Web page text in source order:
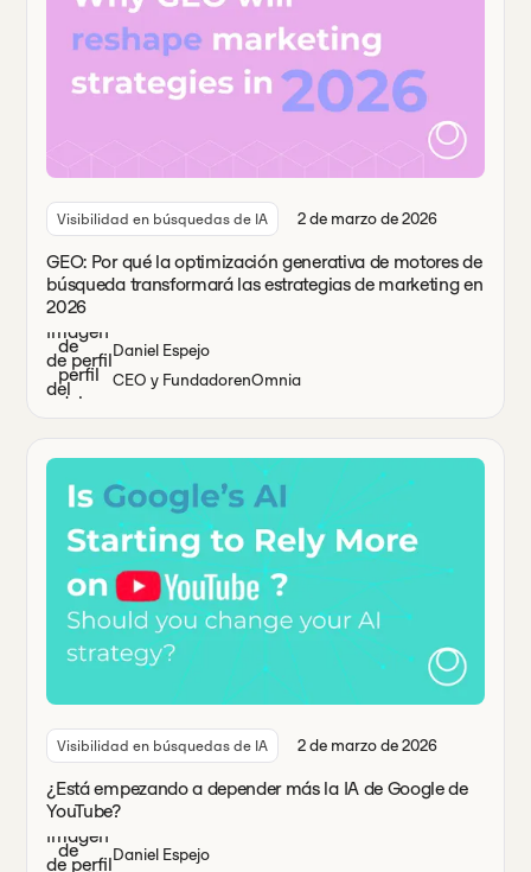
Visibilidad en búsquedas de IA 2 de marzo de 2026
GEO: Por qué la optimización generativa de motores de
búsqueda transformará las estrategias de marketing en
2026
Daniel Espejo
CEO y FundadorenOmnia
Visibilidad en búsquedas de IA 2 de marzo de 2026
¿Está empezando a depender más la IA de Google de
YouTube?
Daniel Espejo